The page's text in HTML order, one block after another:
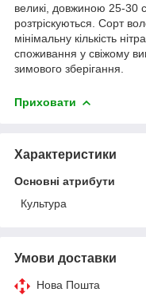
великі, довжиною 25-30
розтріскуються. Сорт
мінімальну кількість
споживання у свіжому
зимового зберігання.
Приховати
Характеристики
Основні атрибути
Культура
Умови доставки
Нова Пошта